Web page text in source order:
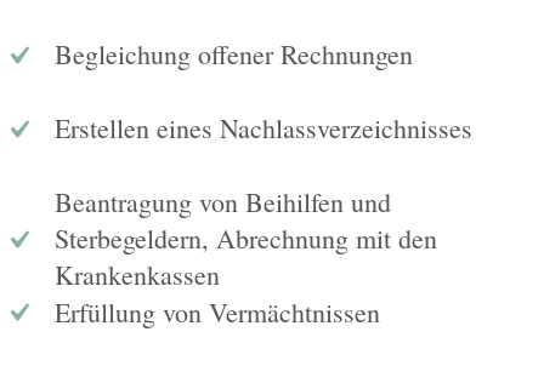
Begleichung offener Rechnungen
Erstellen eines Nachlassverzeichnisses
Beantragung von Beihilfen und
Sterbegeldern, Abrechnung mit den
Krankenkassen
Erfüllung von Vermächtnissen